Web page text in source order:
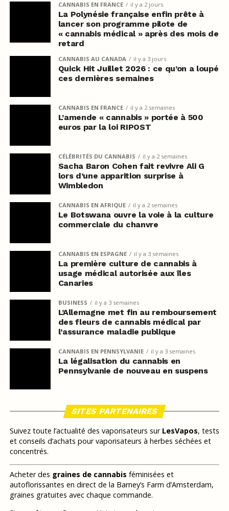
CANNABIS EN FRANCE il y a 2 jours
La Polynésie française enfin prête à
lancer son programme pilote de
« cannabis médical » après des mois de
retard
CANNABIS AU CANADA il y a 3 jours
Quick Hit Juillet 2026 : ce qu’on a loupé
ces dernières semaines
CANNABIS EN FRANCE il y a 2 semaines
L’amende « cannabis » portée à 500
euros par la loi RIPOST
CÉLÉBRITÉS DU CANNABIS il y a 2 semaines
Sacha Baron Cohen fait revivre Ali G
lors d’une apparition surprise à
Wimbledon
CANNABIS EN AFRIQUE il y a 2 semaines
Le Botswana ouvre la voie à la culture
commerciale du chanvre
CANNABIS EN ESPAGNE il y a 3 semaines
La première culture de cannabis à
usage médical autorisée aux îles
Canaries
BUSINESS il y a 3 semaines
L’Allemagne met fin au remboursement
des fleurs de cannabis médical par
l’assurance maladie publique
CANNABIS EN PENNSYLVANIE il y a 3 semaines
La légalisation du cannabis en
Pennsylvanie de nouveau en suspens
SITES PARTENAIRES
Suivez toute l’actualité des vaporisateurs sur LesVapos, tests
et conseils d’achats pour vaporisateurs à herbes séchées et
concentrés.
Acheter des graines de cannabis féminisées et
autoflorissantes en direct de la Barney’s Farm d’Amsterdam,
graines gratuites avec chaque commande.